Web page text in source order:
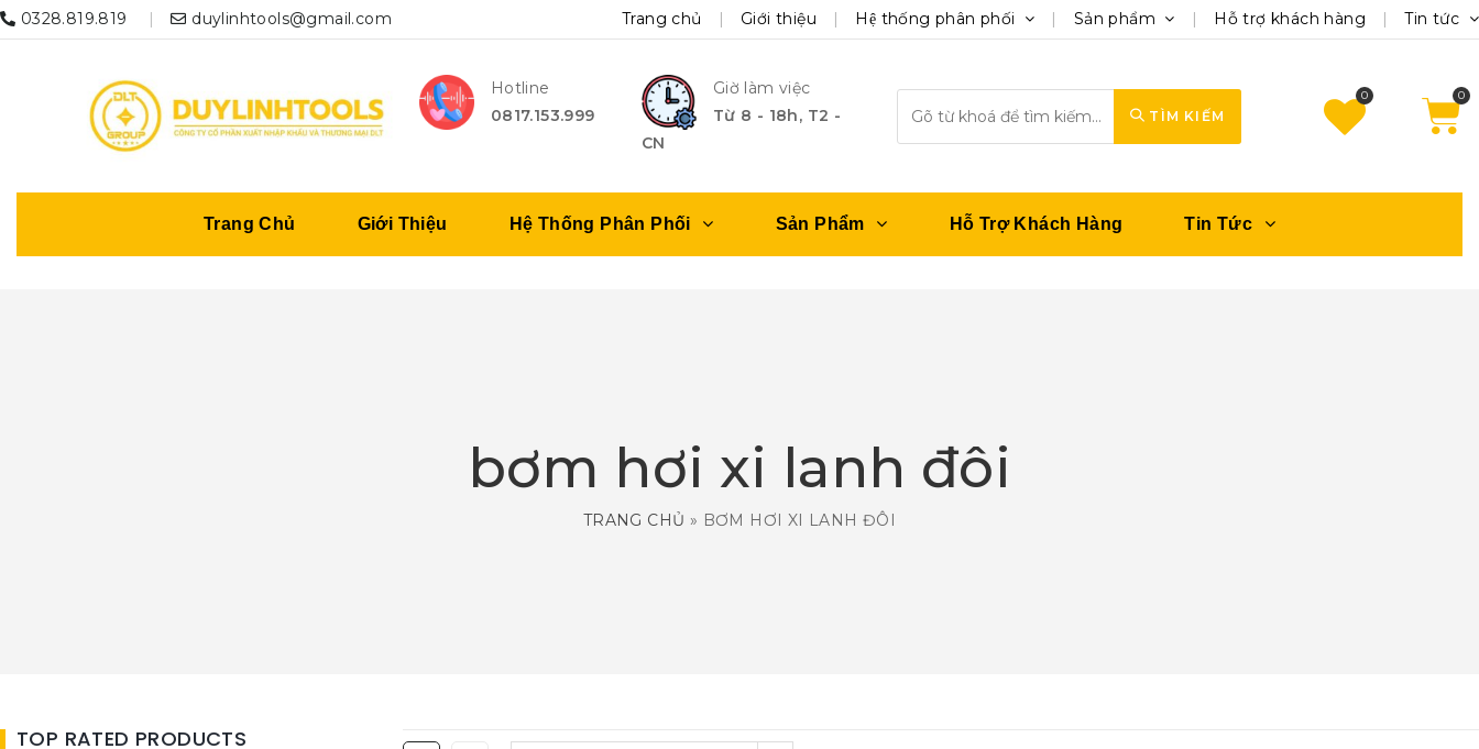
Trang chủ Giới thiệu Hệ thống phân phối Sản phẩm Hỗ trợ khách hàng Tin tức
0328.819.819 duylinhtools@gmail.com
Hotline
0817.153.999
Giờ làm việc
Từ 8 - 18h, T2 -
CN
TÌM KIẾM
0
Trang Chủ Giới Thiệu Hệ Thống Phân Phối Sản Phẩm Hỗ Trợ Khách Hàng Tin Tức
bơm hơi xi lanh đôi
TRANG CHỦ » BƠM HƠI XI LANH ĐÔI
TOP RATED PRODUCTS